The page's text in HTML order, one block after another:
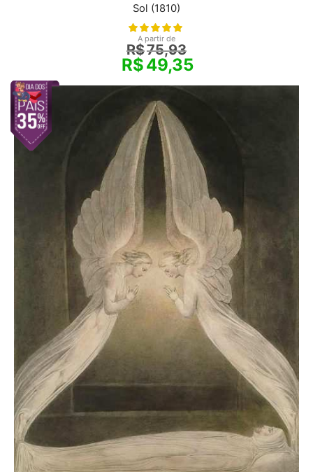
Sol (1810)
A partir de
R$75,93
R$49,35